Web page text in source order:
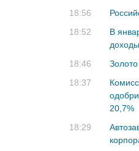
18:56
18:52
В
18:46
18:37
20,7%
18:29